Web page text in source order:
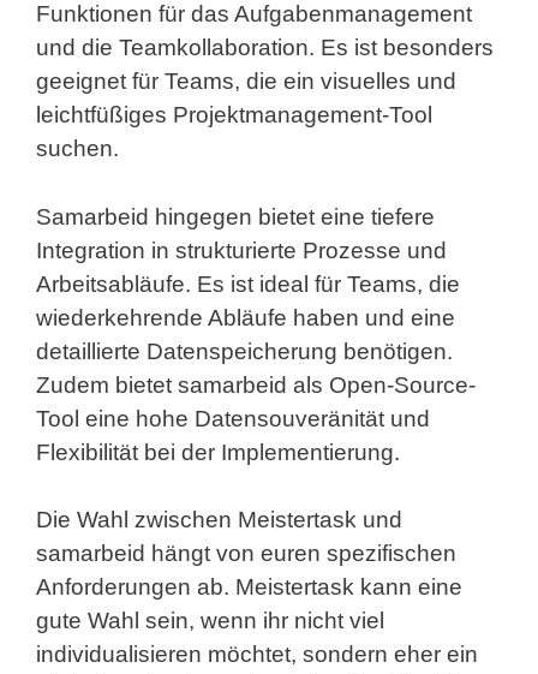
Funktionen für das Aufgabenmanagement
und die Teamkollaboration. Es ist besonders
geeignet für Teams, die ein visuelles und
leichtfüßiges Projektmanagement-Tool
suchen.
Samarbeid hingegen bietet eine tiefere
Integration in strukturierte Prozesse und
Arbeitsabläufe. Es ist ideal für Teams, die
wiederkehrende Abläufe haben und eine
detaillierte Datenspeicherung benötigen.
Zudem bietet samarbeid als Open-Source-
Tool eine hohe Datensouveränität und
Flexibilität bei der Implementierung.
Die Wahl zwischen Meistertask und
samarbeid hängt von euren spezifischen
Anforderungen ab. Meistertask kann eine
gute Wahl sein, wenn ihr nicht viel
individualisieren möchtet, sondern eher ein